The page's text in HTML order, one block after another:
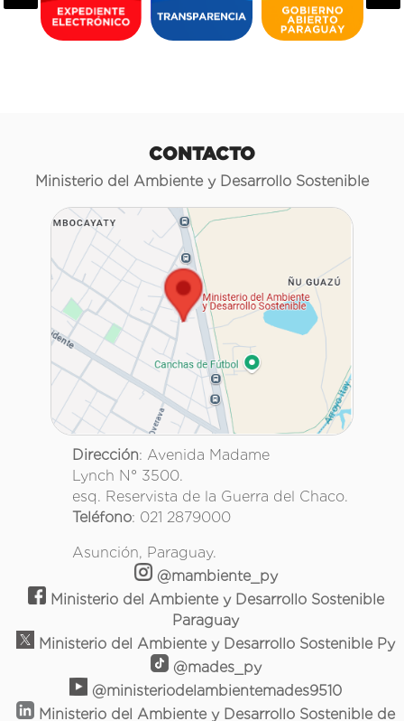
CONTACTO
Ministerio del Ambiente y Desarrollo Sostenible
Dirección: Avenida Madame
Lynch N° 3500.
esq. Reservista de la Guerra del Chaco.
Teléfono: 021 2879000
Asunción, Paraguay.
@mambiente_py
Ministerio del Ambiente y Desarrollo Sostenible
Paraguay
Ministerio del Ambiente y Desarrollo Sostenible Py
@mades_py
@ministeriodelambientemades9510
Ministerio del Ambiente y Desarrollo Sostenible de